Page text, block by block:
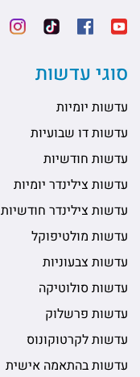
סוגי עדשות
עדשות יומיות
עדשות דו שבועיות
עדשות חודשיות
עדשות צילינדר יומיות
עדשות צילינדר חודשיות
עדשות מולטיפוקל
עדשות צבעוניות
עדשות סולוטיקה
עדשות פרשלוק
עדשות לקרטוקונוס
עדשות בהתאמה אישית